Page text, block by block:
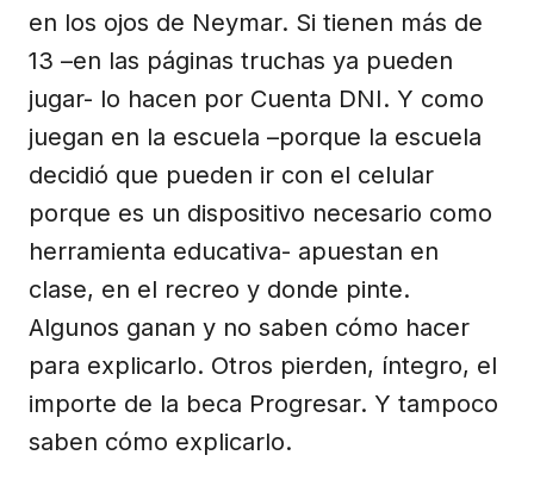
en los ojos de Neymar. Si tienen más de
13 –en las páginas truchas ya pueden
jugar- lo hacen por Cuenta DNI. Y como
juegan en la escuela –porque la escuela
decidió que pueden ir con el celular
porque es un dispositivo necesario como
herramienta educativa- apuestan en
clase, en el recreo y donde pinte.
Algunos ganan y no saben cómo hacer
para explicarlo. Otros pierden, íntegro, el
importe de la beca Progresar. Y tampoco
saben cómo explicarlo.